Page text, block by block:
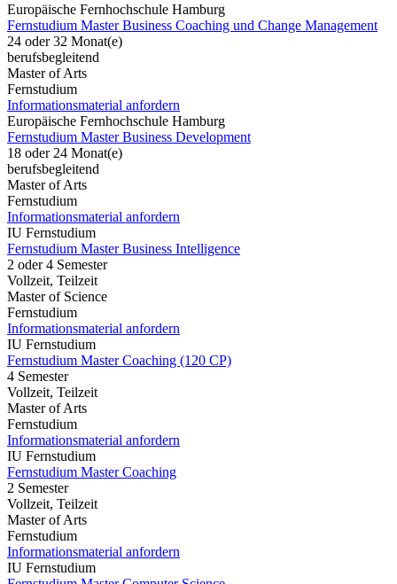
Europäische Fernhochschule Hamburg
Fernstudium Master Business Coaching und Change Management
24 oder 32 Monat(e)
berufsbegleitend
Master of Arts
Fernstudium
Informationsmaterial anfordern
Europäische Fernhochschule Hamburg
Fernstudium Master Business Development
18 oder 24 Monat(e)
berufsbegleitend
Master of Arts
Fernstudium
Informationsmaterial anfordern
IU Fernstudium
Fernstudium Master Business Intelligence
2 oder 4 Semester
Vollzeit, Teilzeit
Master of Science
Fernstudium
Informationsmaterial anfordern
IU Fernstudium
Fernstudium Master Coaching (120 CP)
4 Semester
Vollzeit, Teilzeit
Master of Arts
Fernstudium
Informationsmaterial anfordern
IU Fernstudium
Fernstudium Master Coaching
2 Semester
Vollzeit, Teilzeit
Master of Arts
Fernstudium
Informationsmaterial anfordern
IU Fernstudium